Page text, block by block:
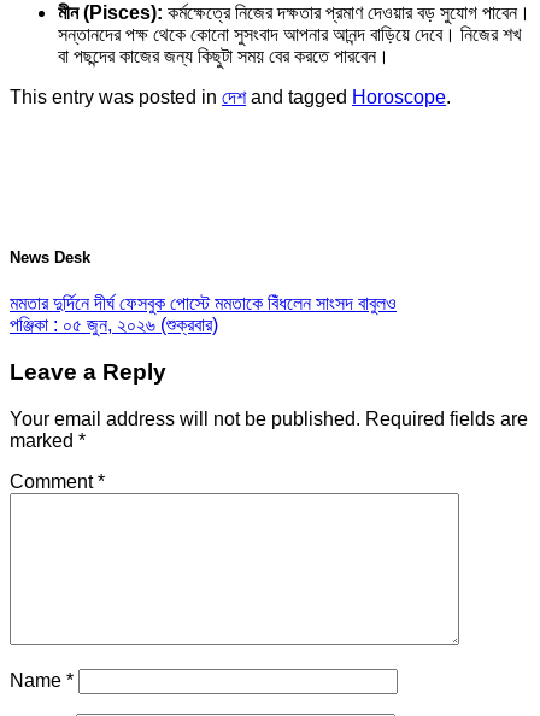
মীন (Pisces): কর্মক্ষেত্রে নিজের দক্ষতার প্রমাণ দেওয়ার বড় সুযোগ পাবেন।
সন্তানদের পক্ষ থেকে কোনো সুসংবাদ আপনার আনন্দ বাড়িয়ে দেবে। নিজের শখ
বা পছন্দের কাজের জন্য কিছুটা সময় বের করতে পারবেন।
This entry was posted in দেশand tagged Horoscope.
News Desk
মমতার দুর্দিনে দীর্ঘ ফেসবুক পোস্টে মমতাকে বিঁধলেন সাংসদ বাবুলও
পঞ্জিকা : ০৫ জুন, ২০২৬ (শুক্রবার)
Leave a Reply
Your email address will not be published. Required fields are
marked *
Comment*
Name *